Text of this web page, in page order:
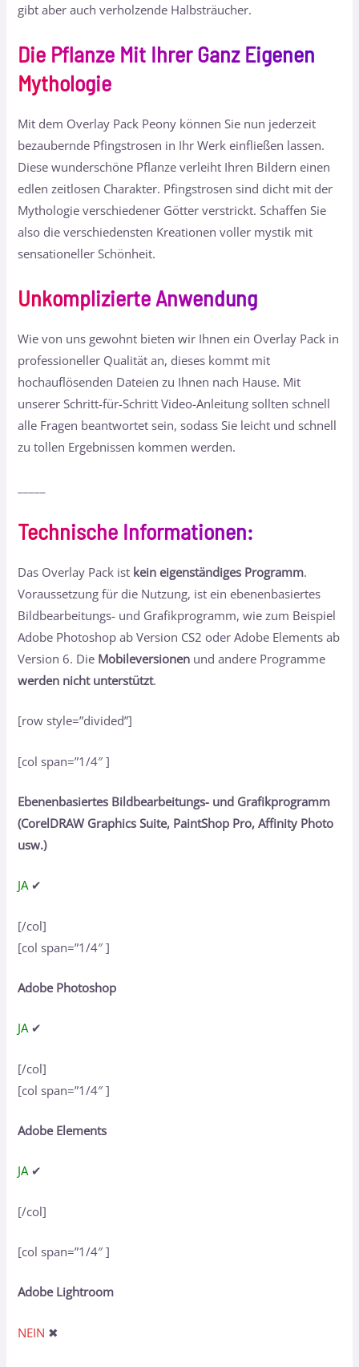
gibt aber auch verholzende Halbsträucher.
Die Pflanze Mit Ihrer Ganz Eigenen
Mythologie
Mit dem Overlay Pack Peony können Sie nun jederzeit
bezaubernde Pfingstrosen in Ihr Werk einfließen lassen.
Diese wunderschöne Pflanze verleiht Ihren Bildern einen
edlen zeitlosen Charakter. Pfingstrosen sind dicht mit der
Mythologie verschiedener Götter verstrickt. Schaffen Sie
also die verschiedensten Kreationen voller mystik mit
sensationeller Schönheit.
Unkomplizierte Anwendung
Wie von uns gewohnt bieten wir Ihnen ein Overlay Pack in
professioneller Qualität an, dieses kommt mit
hochauflösenden Dateien zu Ihnen nach Hause. Mit
unserer Schritt-für-Schritt Video-Anleitung sollten schnell
alle Fragen beantwortet sein, sodass Sie leicht und schnell
zu tollen Ergebnissen kommen werden.
Technische Informationen:
Das Overlay Pack ist kein eigenständiges Programm.
Voraussetzung für die Nutzung, ist ein ebenenbasiertes
Bildbearbeitungs- und Grafikprogramm, wie zum Beispiel
Adobe Photoshop ab Version CS2 oder Adobe Elements ab
Version 6. Die Mobileversionen und andere Programme
werden nicht unterstützt.
[row style=”divided”]
[col span=”1/4″ ]
Ebenenbasiertes Bildbearbeitungs- und Grafikprogramm
(CorelDRAW Graphics Suite, PaintShop Pro, Affinity Photo
usw.)
JA✔
[/col]
[col span=”1/4″ ]
Adobe Photoshop
JA✔
[/col]
[col span=”1/4″ ]
Adobe Elements
JA✔
[/col]
[col span=”1/4″ ]
Adobe Lightroom
NEIN ✖